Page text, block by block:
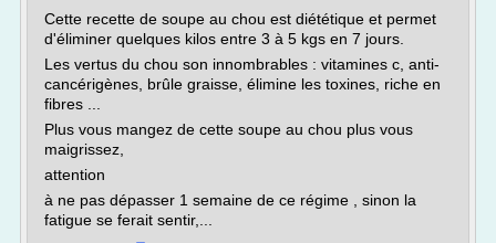
Cette recette de soupe au chou est diététique et permet
d'éliminer quelques kilos entre 3 à 5 kgs en 7 jours.
Les vertus du chou son innombrables : vitamines c, anti-
cancérigènes, brûle graisse, élimine les toxines, riche en
fibres ...
Plus vous mangez de cette soupe au chou plus vous
maigrissez,
attention
à ne pas dépasser 1 semaine de ce régime , sinon la
fatigue se ferait sentir,...